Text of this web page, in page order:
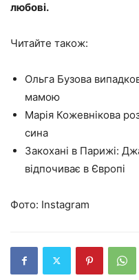
любові.
Читайте також:
Ольга Бузова
мамою
Марія Кожевнікова
сина
Закохані в Парижі:
відпочиває в Європі
Фото: Instagram